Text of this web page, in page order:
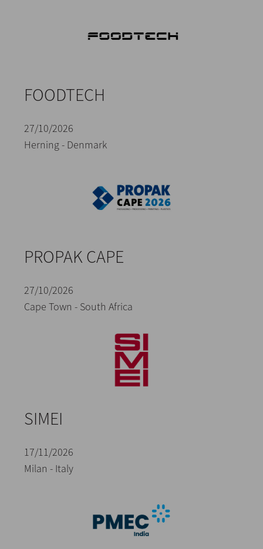
FOODTECH
27/10/2026
Herning - Denmark
PROPAK CAPE
27/10/2026
Cape Town - South Africa
SIMEI
17/11/2026
Milan - Italy